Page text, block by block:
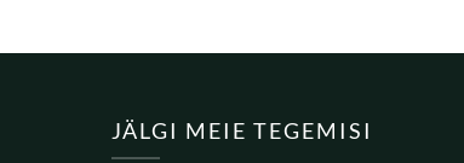
JÄLGI MEIE TEGEMISI